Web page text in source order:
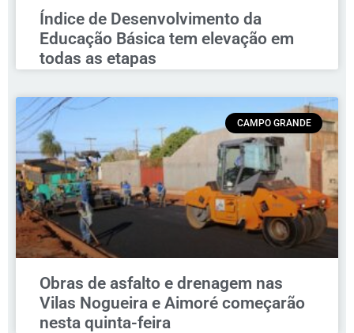
Índice de Desenvolvimento da
Educação Básica tem elevação em
todas as etapas
CAMPO GRANDE
Obras de asfalto e drenagem nas
Vilas Nogueira e Aimoré começarão
nesta quinta-feira